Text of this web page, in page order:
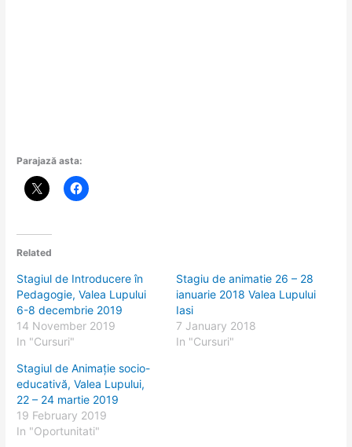
Parajază asta:
Related
Stagiul de Introducere în
Pedagogie, Valea Lupului
6-8 decembrie 2019
14 November 2019
In "Cursuri"
Stagiu de animatie 26 – 28
ianuarie 2018 Valea Lupului
Iasi
7 January 2018
In "Cursuri"
Stagiul de Animație socio-
educativă, Valea Lupului,
22 – 24 martie 2019
19 February 2019
In "Oportunitati"